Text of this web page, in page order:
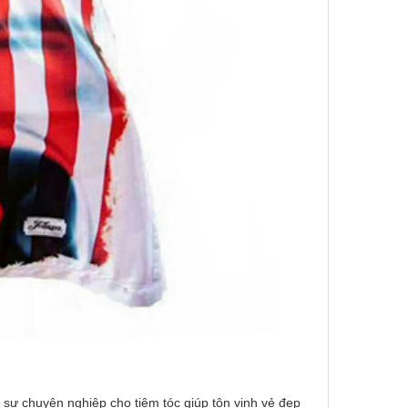
chuyên nghiệp cho tiệm tóc giúp tôn vinh vẻ đẹp